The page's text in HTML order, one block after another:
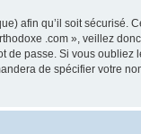
afin qu’il soit
.com », veillez
passe. Si vous
de spécifier votre